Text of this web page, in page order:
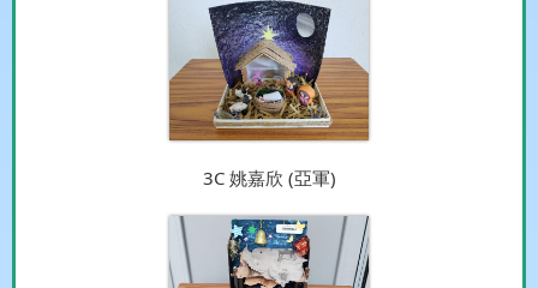
3C 姚嘉欣 (亞軍)